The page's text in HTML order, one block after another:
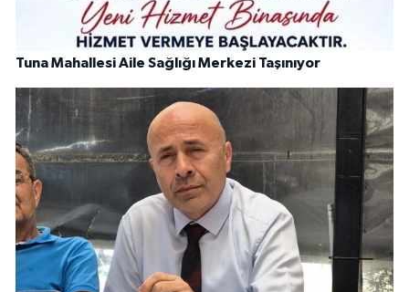
Tuna Mahallesi Aile Sağlığı Merkezi Taşınıyor